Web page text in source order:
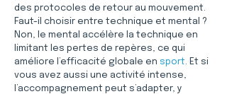
des protocoles de retour au mouvement.
Faut-il choisir entre technique et mental ?
Non, le mental accélère la technique en
limitant les pertes de repères, ce qui
améliore l’efficacité globale en sport. Et si
vous avez aussi une activité intense,
l’accompagnement peut s’adapter, y